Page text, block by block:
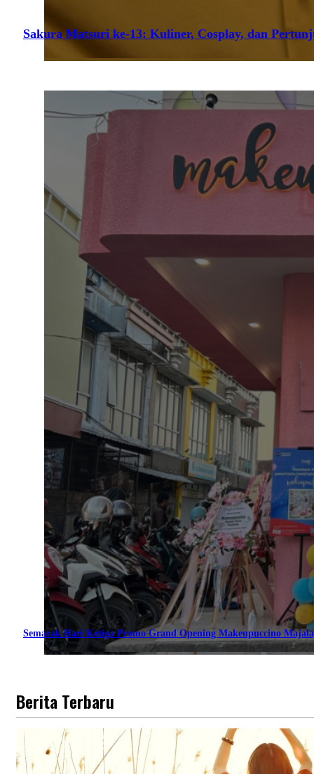
Sakura Matsuri ke-13: Kuliner, Cosplay, dan
Semarak Hari Ketiga Promo Grand Opening Makeupuccino
Berita Terbaru